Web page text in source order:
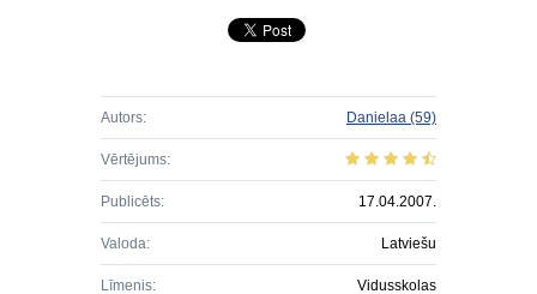
Autors: Danielaa (59)
Vērtējums:
Publicēts: 17.04.2007.
Valoda: Latviešu
Līmenis: Vidusskolas